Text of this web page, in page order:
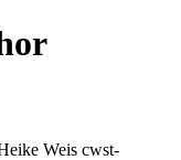
Weis cwst-